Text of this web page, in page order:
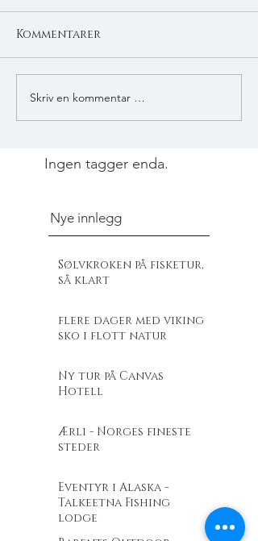
Kommentarer
Skriv en kommentar …
Ingen tagger enda.
Nye innlegg
Sølvkroken på fisketur,
så klart
flere dager med viking
sko i flott natur
Ny tur på Canvas
Hotell
Ærli - Norges fineste
steder
Eventyr i Alaska -
Talkeetna Fishing
lodge